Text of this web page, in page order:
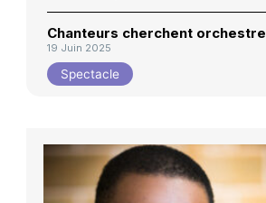
Chanteurs cherchent orchestre
19 Juin 2025
Spectacle